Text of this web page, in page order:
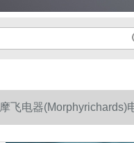
摩飞电器(Morphyrichards)